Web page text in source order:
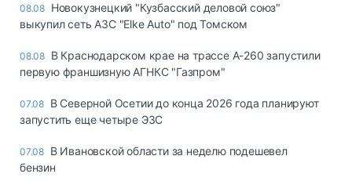
08.08 Новокузнецкий "Кузбасский деловой союз"
выкупил сеть АЗС "Elke Auto" под Томском
08.08 В Краснодарском крае на трассе А-260 запустили
первую франшизную АГНКС "Газпром"
07.08 В Северной Осетии до конца 2026 года планируют
запустить еще четыре ЭЗС
07.08 В Ивановской области за неделю подешевел
бензин